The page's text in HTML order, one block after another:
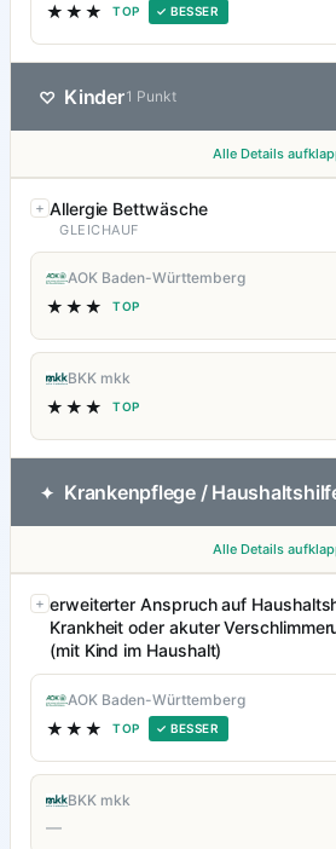
★★★ TOP ✓ BESSER
♡ Kinder1 Punkt
Alle Details
Allergie Bettwäsche
GLEICHAUF
AOK Baden-Württemberg
★★★ TOP
BKK mkk
★★★ TOP
✦ Krankenpflege /
Alle Details
erweiterter Anspruch auf
Krankheit oder akuter
(mit Kind im Haushalt)
AOK Baden-Württemberg
★★★ TOP ✓ BESSER
BKK mkk
—